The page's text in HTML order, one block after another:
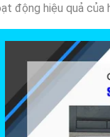
động hiệu quả của